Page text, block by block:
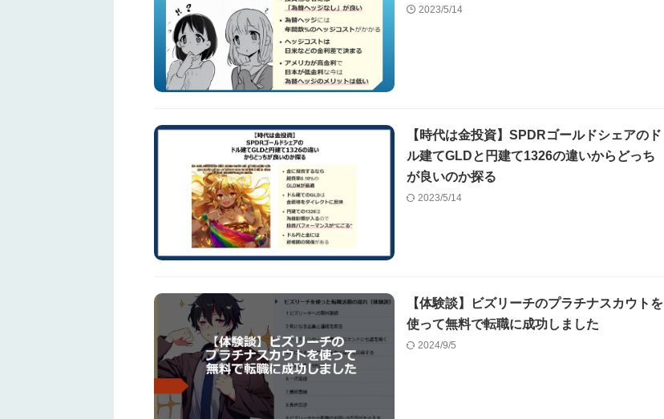
2023/5/14
【時代は金投資】SPDRゴールドシェアのド
ル建てGLDと円建て1326の違いからどっち
が良いのか探る
2023/5/14
【体験談】ビズリーチのプラチナスカウトを
使って無料で転職に成功しました
2024/9/5